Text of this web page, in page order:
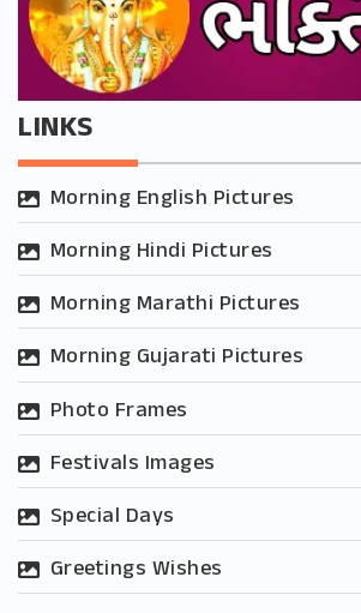
LINKS
Morning English Pictures
Morning Hindi Pictures
Morning Marathi Pictures
Morning Gujarati Pictures
Photo Frames
Festivals Images
Special Days
Greetings Wishes